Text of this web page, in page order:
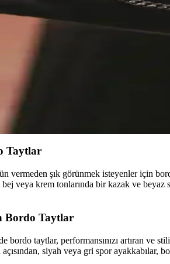
boy versiyonu, taneli dış deri ve yumuşak
Çantası: Tasarım, Kalite ve
Pokémon temalı tasarımı ve kaliteli
Çanta Modelleri ve Boyut
serisi, mini, mini tote ve tiny boyutlarıyla
Taytlar
vermeden şık görünmek isteyenler için
veya krem tonlarında bir kazak ve
Bordo Taytlar
bordo taytlar, performansınızı artıran
siyah veya gri spor ayakkabılar,